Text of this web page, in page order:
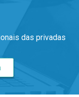
das privadas